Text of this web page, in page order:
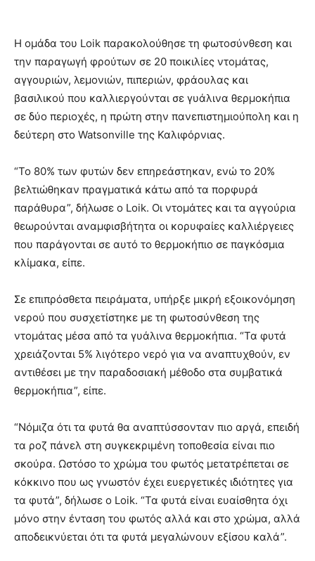
Η ομάδα του Loik παρακολούθησε τη φωτοσύνθεση και
την παραγωγή φρούτων σε 20 ποικιλίες ντομάτας,
αγγουριών, λεμονιών, πιπεριών, φράουλας και
βασιλικού που καλλιεργούνται σε γυάλινα θερμοκήπια
σε δύο περιοχές, η πρώτη στην πανεπιστημιούπολη και η
δεύτερη στο Watsonville της Καλιφόρνιας.
“Το 80% των φυτών δεν επηρεάστηκαν, ενώ το 20%
βελτιώθηκαν πραγματικά κάτω από τα πορφυρά
παράθυρα”, δήλωσε ο Loik. Οι ντομάτες και τα αγγούρια
θεωρούνται αναμφισβήτητα οι κορυφαίες καλλιέργειες
που παράγονται σε αυτό το θερμοκήπιο σε παγκόσμια
κλίμακα, είπε.
Σε επιπρόσθετα πειράματα, υπήρξε μικρή εξοικονόμηση
νερού που συσχετίστηκε με τη φωτοσύνθεση της
ντομάτας μέσα από τα γυάλινα θερμοκήπια. “Τα φυτά
χρειάζονται 5% λιγότερο νερό για να αναπτυχθούν, εν
αντιθέσει με την παραδοσιακή μέθοδο στα συμβατικά
θερμοκήπια”, είπε.
“Νόμιζα ότι τα φυτά θα αναπτύσσονταν πιο αργά, επειδή
τα ροζ πάνελ στη συγκεκριμένη τοποθεσία είναι πιο
σκούρα. Ωστόσο το χρώμα του φωτός μετατρέπεται σε
κόκκινο που ως γνωστόν έχει ευεργετικές ιδιότητες για
τα φυτά”, δήλωσε ο Loik. “Τα φυτά είναι ευαίσθητα όχι
μόνο στην ένταση του φωτός αλλά και στο χρώμα, αλλά
αποδεικνύεται ότι τα φυτά μεγαλώνουν εξίσου καλά”.